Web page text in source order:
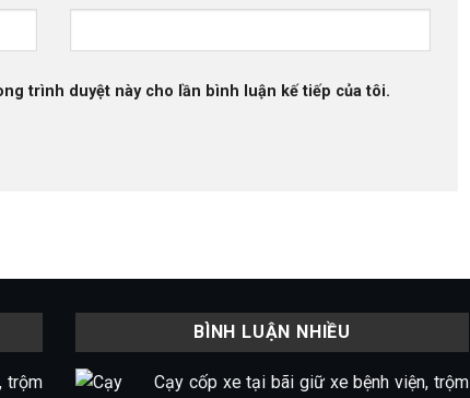
trình duyệt này cho lần bình luận kế tiếp của tôi.
trộm
BÌNH LUẬN NHIỀU
Cạy cốp xe tại bãi giữ xe bệnh viện, trộm